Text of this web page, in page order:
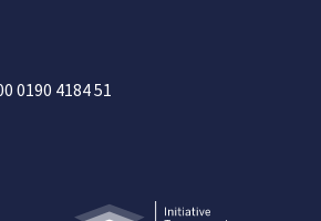
0190 4184 51